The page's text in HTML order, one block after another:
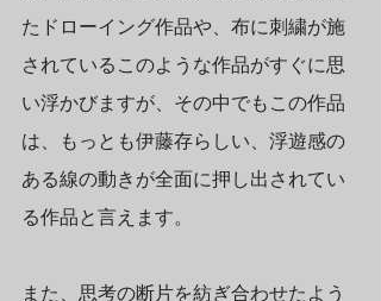
たドローイング作品や、布に刺繍が施
されているこのような作品がすぐに思
い浮かびますが、その中でもこの作品
は、もっとも伊藤存らしい、浮遊感の
ある線の動きが全面に押し出されてい
る作品と言えます。
また、思考の断片を紡ぎ合わせたよう